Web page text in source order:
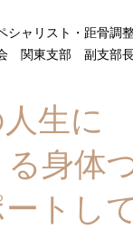
シャリスト・距骨調
関東支部 副支部
生に
身体
トし